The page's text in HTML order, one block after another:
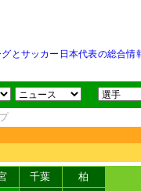
とサッカー日本代表の総合情
千葉
柏